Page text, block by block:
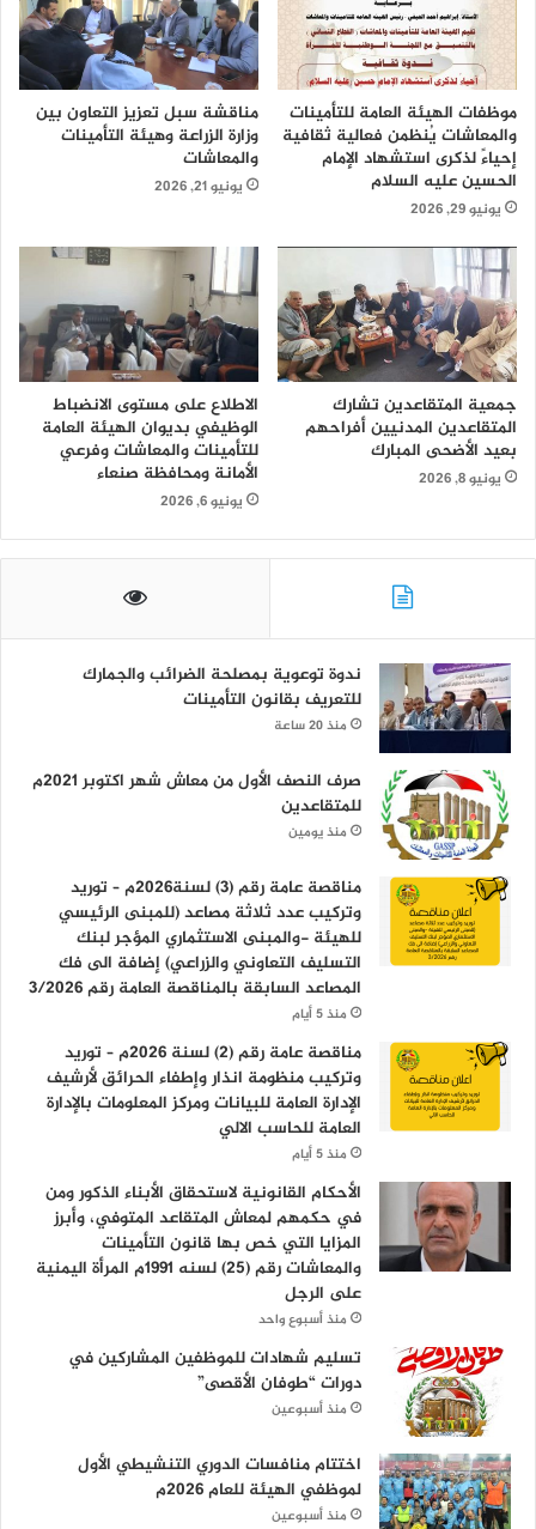
موظفات الهيئة العامة للتأمينات
والمعاشات يُنظمن فعالية ثقافية
إحياءً لذكرى استشهاد الإمام
الحسين عليه السلام
يونيو 29, 2026
مناقشة سبل تعزيز التعاون بين
وزارة الزراعة وهيئة التأمينات
والمعاشات
يونيو 21, 2026
جمعية المتقاعدين تشارك
المتقاعدين المدنيين أفراحهم
بعيد الأضحى المبارك
يونيو 8, 2026
الاطلاع على مستوى الانضباط
الوظيفي بديوان الهيئة العامة
للتأمينات والمعاشات وفرعي
الأمانة ومحافظة صنعاء
يونيو 6, 2026
ندوة توعوية بمصلحة الضرائب والجمارك
للتعريف بقانون التأمينات
منذ 20 ساعة
صرف النصف الأول من معاش شهر اكتوبر 2021م
للمتقاعدين
منذ يومين
مناقصة عامة رقم (3) لسنة2026م – توريد
وتركيب عدد ثلاثة مصاعد (للمبنى الرئيسي
للهيئة -والمبنى الاستثماري المؤجر لبنك
التسليف التعاوني والزراعي) إضافة الى فك
المصاعد السابقة بالمناقصة العامة رقم 3/2026
منذ 5 أيام
مناقصة عامة رقم (2) لسنة 2026م – توريد
وتركيب منظومة انذار وإطفاء الحرائق لأرشيف
الإدارة العامة للبيانات ومركز المعلومات بالإدارة
العامة للحاسب الالي
منذ 5 أيام
الأحكام القانونية لاستحقاق الأبناء الذكور ومن
في حكمهم لمعاش المتقاعد المتوفي، وأبرز
المزايا التي خص بها قانون التأمينات
والمعاشات رقم (25) لسنه 1991م المرأة اليمنية
على الرجل
منذ أسبوع واحد
تسليم شهادات للموظفين المشاركين في
دورات “طوفان الأقصى”
منذ أسبوعين
اختتام منافسات الدوري التنشيطي الأول
لموظفي الهيئة للعام 2026م
منذ أسبوعين